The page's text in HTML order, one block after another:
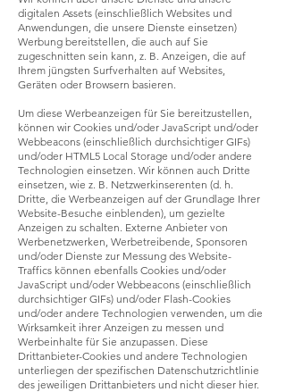
digitalen Assets (einschließlich Websites und
Anwendungen, die unsere Dienste einsetzen)
Werbung bereitstellen, die auch auf Sie
zugeschnitten sein kann, z. B. Anzeigen, die auf
Ihrem jüngsten Surfverhalten auf Websites,
Geräten oder Browsern basieren.
Um diese Werbeanzeigen für Sie bereitzustellen,
können wir Cookies und/oder JavaScript und/oder
Webbeacons (einschließlich durchsichtiger GIFs)
und/oder HTML5 Local Storage und/oder andere
Technologien einsetzen. Wir können auch Dritte
einsetzen, wie z. B. Netzwerkinserenten (d. h.
Dritte, die Werbeanzeigen auf der Grundlage Ihrer
Website-Besuche einblenden), um gezielte
Anzeigen zu schalten. Externe Anbieter von
Werbenetzwerken, Werbetreibende, Sponsoren
und/oder Dienste zur Messung des Website-
Traffics können ebenfalls Cookies und/oder
JavaScript und/oder Webbeacons (einschließlich
durchsichtiger GIFs) und/oder Flash-Cookies
und/oder andere Technologien verwenden, um die
Wirksamkeit ihrer Anzeigen zu messen und
Werbeinhalte für Sie anzupassen. Diese
Drittanbieter-Cookies und andere Technologien
unterliegen der spezifischen Datenschutzrichtlinie
des jeweiligen Drittanbieters und nicht dieser hier.